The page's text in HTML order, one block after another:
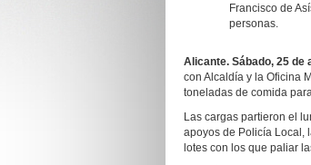
Francisco de
personas.
Alicante. Sábado, 25 de
con Alcaldía y la Oficina
toneladas de comida
Las cargas partieron el
apoyos de Policía Local,
lotes con los que paliar